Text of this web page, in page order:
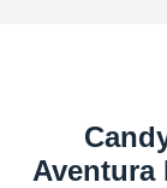
Aventura